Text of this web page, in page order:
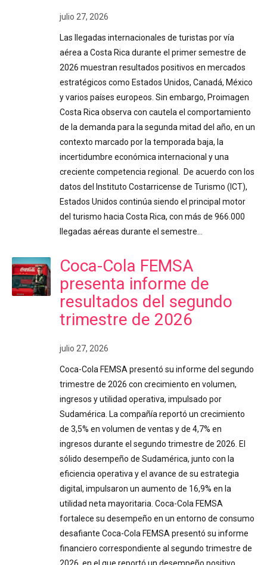
julio 27, 2026
Las llegadas internacionales de turistas por vía
aérea a Costa Rica durante el primer semestre de
2026 muestran resultados positivos en mercados
estratégicos como Estados Unidos, Canadá, México
y varios países europeos. Sin embargo, Proimagen
Costa Rica observa con cautela el comportamiento
de la demanda para la segunda mitad del año, en un
contexto marcado por la temporada baja, la
incertidumbre económica internacional y una
creciente competencia regional. De acuerdo con los
datos del Instituto Costarricense de Turismo (ICT),
Estados Unidos continúa siendo el principal motor
del turismo hacia Costa Rica, con más de 966.000
llegadas aéreas durante el semestre…
Coca-Cola FEMSA
presenta informe de
resultados del segundo
trimestre de 2026
julio 27, 2026
Coca-Cola FEMSA presentó su informe del segundo
trimestre de 2026 con crecimiento en volumen,
ingresos y utilidad operativa, impulsado por
Sudamérica. La compañía reportó un crecimiento
de 3,5% en volumen de ventas y de 4,7% en
ingresos durante el segundo trimestre de 2026. El
sólido desempeño de Sudamérica, junto con la
eficiencia operativa y el avance de su estrategia
digital, impulsaron un aumento de 16,9% en la
utilidad neta mayoritaria. Coca-Cola FEMSA
fortalece su desempeño en un entorno de consumo
desafiante Coca-Cola FEMSA presentó su informe
financiero correspondiente al segundo trimestre de